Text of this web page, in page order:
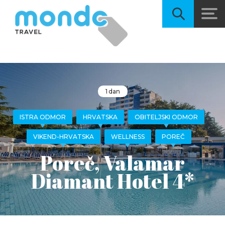
1 dan
ISTRA ODMOR HRVATSKA OBITELJSKI ODMOR
VIKEND-HRVATSKA WELLNESS POREČ
Poreč, Valamar
Diamant Hotel 4*